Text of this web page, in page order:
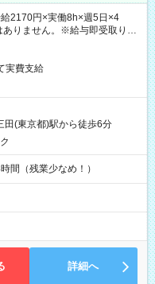
2170円×実働8h×週5日×4
りません。※給与即受取りサ
実費支給
田(東京都)駅から徒歩6分
間（残業少なめ！）
詳細へ